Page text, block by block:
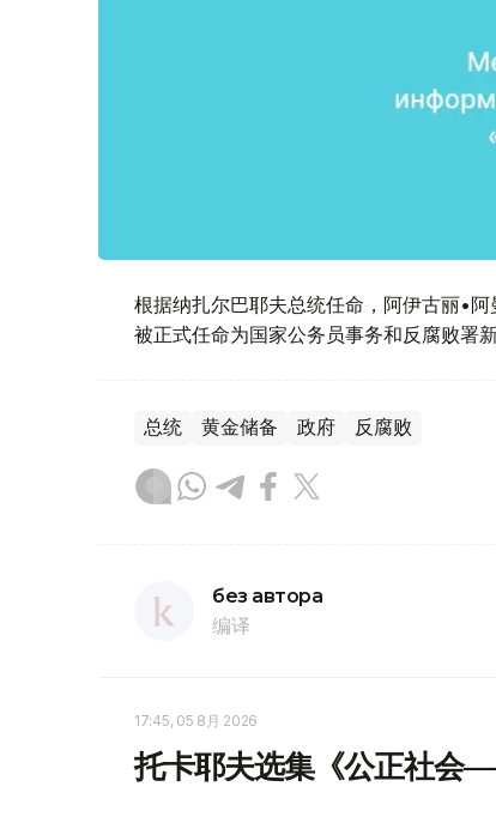
根据纳扎尔巴耶夫总统任命，阿伊古丽•
被正式任命为国家公务员事务和反腐败署
总统 黄金储备 政府 反腐败
без автора
编译
17:45, 05 8月 2026
托卡耶夫选集《公正社会